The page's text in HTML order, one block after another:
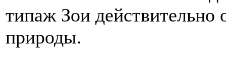
типаж Зои действительно
природы.